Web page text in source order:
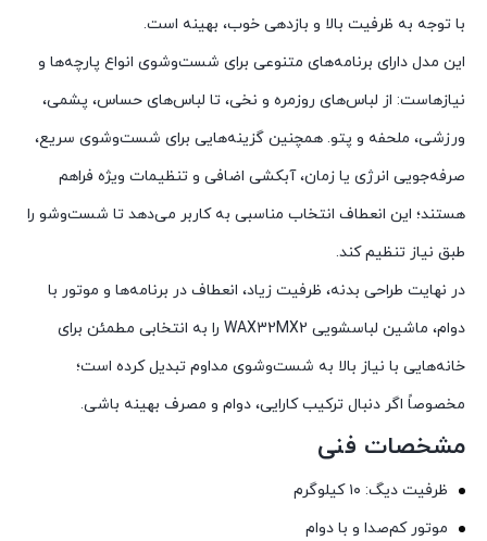
با توجه به ظرفیت بالا و بازدهی خوب، بهینه است.
این مدل دارای برنامه‌های متنوعی برای شست‌وشوی انواع پارچه‌ها و
نیازهاست: از لباس‌های روزمره و نخی، تا لباس‌های حساس، پشمی،
ورزشی، ملحفه و پتو. همچنین گزینه‌هایی برای شست‌وشوی سریع،
صرفه‌جویی انرژی یا زمان، آبکشی اضافی و تنظیمات ویژه فراهم
هستند؛ این انعطاف انتخاب مناسبی به کاربر می‌دهد تا شست‌وشو را
طبق نیاز تنظیم کند.
در نهایت طراحی بدنه، ظرفیت زیاد، انعطاف در برنامه‌ها و موتور با
دوام، ماشین لباسشویی WAX32MX2 را به انتخابی مطمئن برای
خانه‌هایی با نیاز بالا به شست‌وشوی مداوم تبدیل کرده است؛
مخصوصاً اگر دنبال ترکیب کارایی، دوام و مصرف بهینه باشی.
مشخصات فنی
ظرفیت دیگ: ۱۰ کیلوگرم
موتور کم‌صدا و با دوام